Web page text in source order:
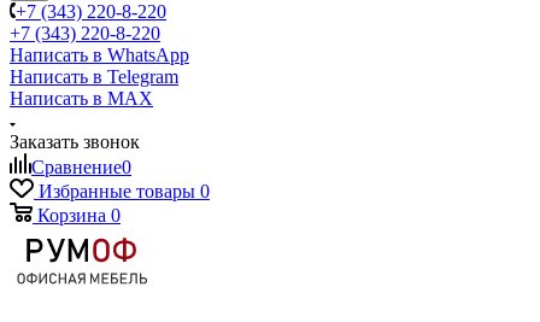
+7 (343) 220-8-220
+7 (343) 220-8-220
Написать в WhatsApp
Написать в Telegram
Написать в MAX
Заказать звонок
Сравнение0
Избранные товары 0
Корзина 0